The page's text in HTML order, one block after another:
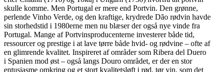
skulle komme. Men Portugal er mere end Portvin. Den grønne,
perlende Vinho Verde, og den kraftige, krydrede Dão rødvin havde
sin storhedstid i 1980erne men nu blæser der også nye vinde fra
Portugal. Mange af Portvinsproducenterne investerer både tid,
ressourcer og prestige i at lave tørre både hvid- og rødvine – ofte af
en glimrende kvalitet. Inspireret af områder som Ribera del Duero
i Spanien mod øst – også langs Douro området, er der en stor
entusiasme omkring og et stort kvalitetsløft i rød, tør vin, som det